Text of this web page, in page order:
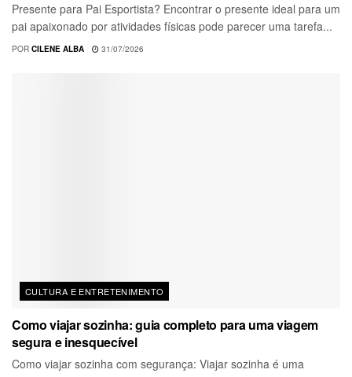
Presente para Pai Esportista? Encontrar o presente ideal para um
pai apaixonado por atividades físicas pode parecer uma tarefa...
POR CILENE ALBA 31/07/2026
CULTURA E ENTRETENIMENTO
Como viajar sozinha: guia completo para uma viagem
segura e inesquecível
Como viajar sozinha com segurança: Viajar sozinha é uma